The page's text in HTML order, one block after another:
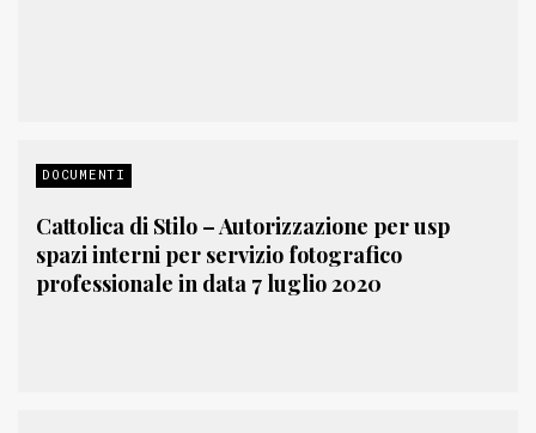
DOCUMENTI
Cattolica di Stilo – Autorizzazione per usp
spazi interni per servizio fotografico
professionale in data 7 luglio 2020